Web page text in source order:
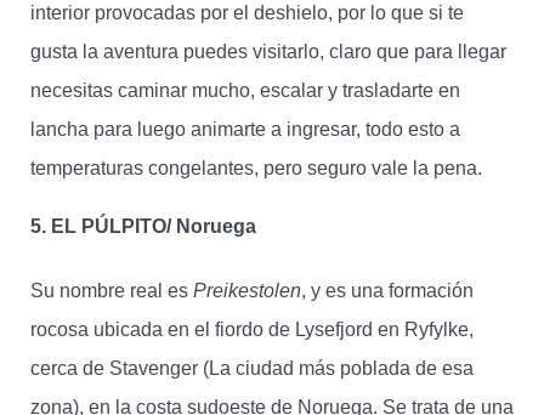
interior provocadas por el deshielo, por lo que si te
gusta la aventura puedes visitarlo, claro que para llegar
necesitas caminar mucho, escalar y trasladarte en
lancha para luego animarte a ingresar, todo esto a
temperaturas congelantes, pero seguro vale la pena.
5. EL PÚLPITO/ Noruega
Su nombre real es Preikestolen, y es una formación
rocosa ubicada en el fiordo de Lysefjord en Ryfylke,
cerca de Stavenger (La ciudad más poblada de esa
zona), en la costa sudoeste de Noruega. Se trata de una